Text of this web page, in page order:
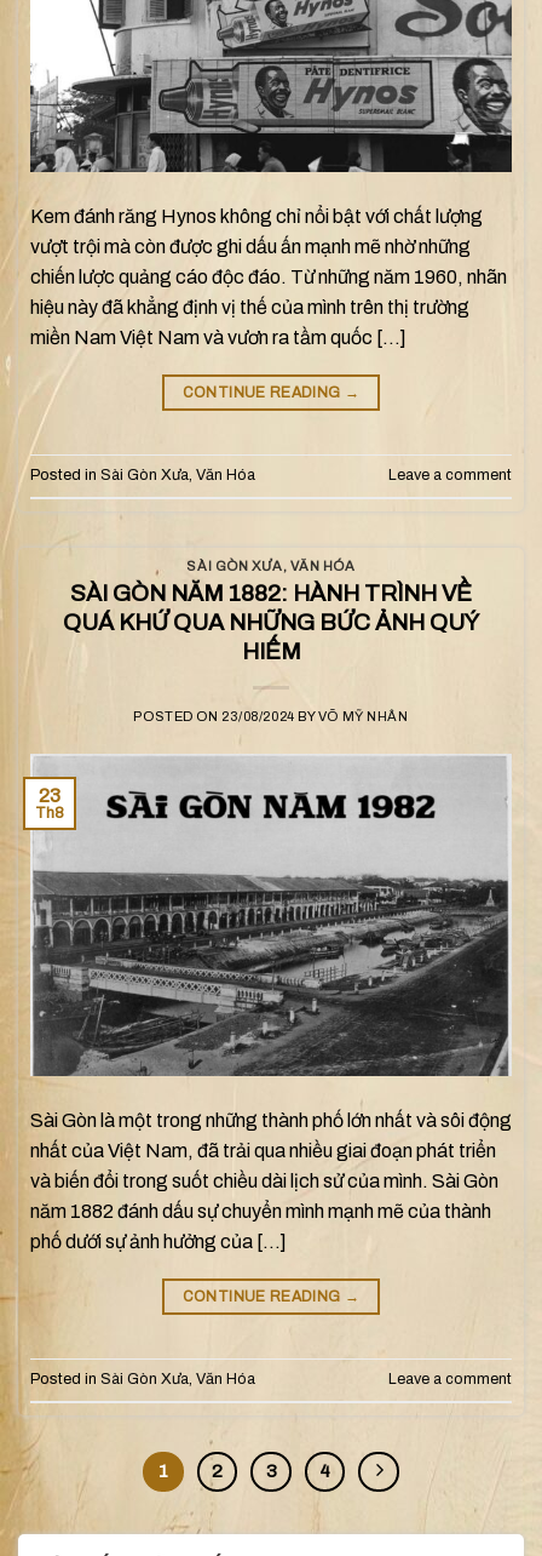
Kem đánh răng Hynos không chỉ nổi bật với chất lượng
vượt trội mà còn được ghi dấu ấn mạnh mẽ nhờ những
chiến lược quảng cáo độc đáo. Từ những năm 1960, nhãn
hiệu này đã khẳng định vị thế của mình trên thị trường
miền Nam Việt Nam và vươn ra tầm quốc […]
CONTINUE READING →
Posted in Sài Gòn Xưa, Văn Hóa Leave a comment
SÀI GÒN XƯA, VĂN HÓA
SÀI GÒN NĂM 1882: HÀNH TRÌNH VỀ
QUÁ KHỨ QUA NHỮNG BỨC ẢNH QUÝ
HIẾM
POSTED ON 23/08/2024 BYVÕ MỸ NHÂN
23
Th8
Sài Gòn là một trong những thành phố lớn nhất và sôi động
nhất của Việt Nam, đã trải qua nhiều giai đoạn phát triển
và biến đổi trong suốt chiều dài lịch sử của mình. Sài Gòn
năm 1882 đánh dấu sự chuyển mình mạnh mẽ của thành
phố dưới sự ảnh hưởng của […]
CONTINUE READING →
Posted in Sài Gòn Xưa, Văn Hóa Leave a comment
1 2 3 4